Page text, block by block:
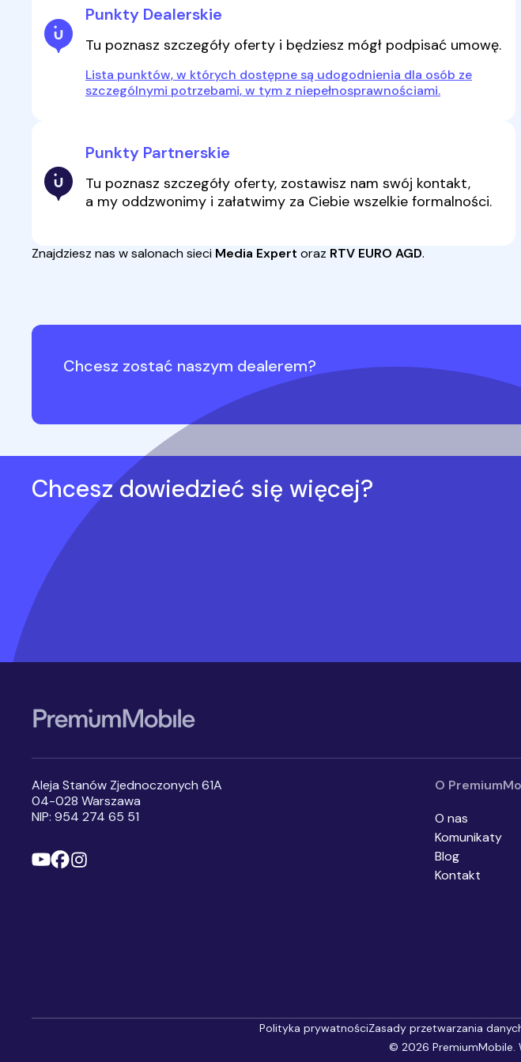
Punkty Dealerskie
Tu poznasz szczegóły oferty i będziesz mógł podpisać umowę.
Lista punktów, w których dostępne są udogodnienia dla osób ze
szczególnymi potrzebami, w tym z niepełnosprawnościami.
Punkty Partnerskie
Tu poznasz szczegóły oferty, zostawisz nam swój kontakt,
a my oddzwonimy i załatwimy za Ciebie wszelkie formalności.
Znajdziesz nas w salonach sieci Media Expert oraz RTV EURO AGD.
Chcesz zostać naszym dealerem?
Chcesz dowiedzieć się więcej?
Aleja Stanów Zjednoczonych 61A
04-028 Warszawa
NIP: 954 274 65 51
O
O nas
Komunikaty
Blog
Kontakt
© 2026 PremiumMobile.
Polityka prywatnościZasady przetwarzania